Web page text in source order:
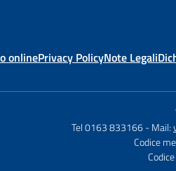
onlinePrivacy PolicyNote Legali
Tel 0163 833166- Mail:
Codice